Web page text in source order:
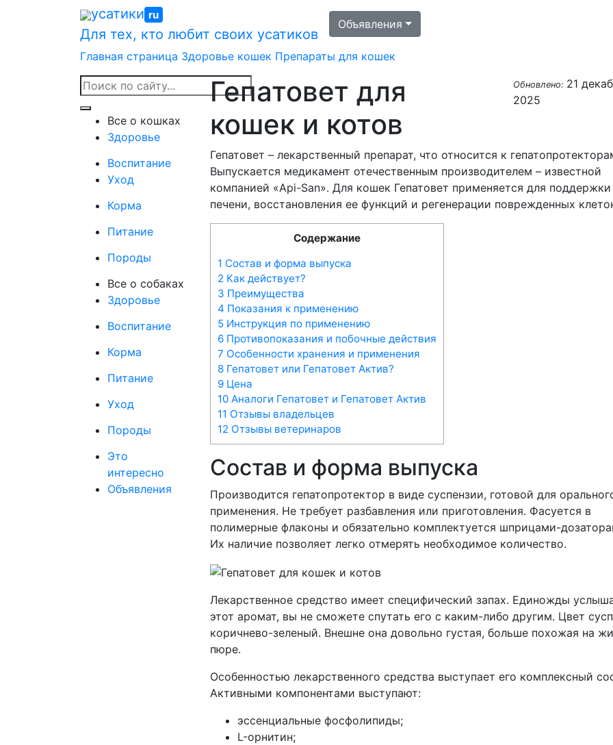
усатики ru
Для тех, кто любит своих усатиков
Объявления
Главная страница Здоровье кошек Препараты для кошек
Все о кошках
Здоровье
Воспитание
Уход
Корма
Питание
Породы
Все о собаках
Здоровье
Воспитание
Корма
Питание
Уход
Породы
Это
интересно
Объявления
Гепатовет для
кошек и котов
Обновлено: 21
2025
Гепатовет – лекарственный препарат, что относится к
Выпускается медикамент отечественным производителем – известной
компанией «Api-San». Для кошек Гепатовет применяется для поддержки
печени, восстановления ее функций и регенерации поврежденных
Содержание
1 Состав и форма выпуска
2 Как действует?
3 Преимущества
4 Показания к применению
5 Инструкция по применению
6 Противопоказания и побочные действия
7 Особенности хранения и применения
8 Гепатовет или Гепатовет Актив?
9 Цена
10 Аналоги Гепатовет и Гепатовет Актив
11 Отзывы владельцев
12 Отзывы ветеринаров
Состав и форма выпуска
Производится гепатопротектор в виде суспензии, готовой для
применения. Не требует разбавления или приготовления. Фасуется в
полимерные флаконы и обязательно комплектуется шприцами-
Их наличие позволяет легко отмерять необходимое количество.
Лекарственное средство имеет специфический запах. Единожды
этот аромат, вы не сможете спутать его с каким-либо другим. Цвет
коричнево-зеленый. Внешне она довольно густая, больше похожая на
пюре.
Особенностью лекарственного средства выступает его комплексный
Активными компонентами выступают:
эссенциальные фосфолипиды;
L-орнитин;